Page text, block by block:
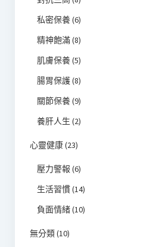
私密保養(6)
精神飽滿(8)
肌膚保養(5)
腸胃保護(8)
關節保養(9)
養肝人生 (2)
心靈健康(23)
壓力警報 (6)
生活習慣(14)
負面情緒(10)
無分類(10)